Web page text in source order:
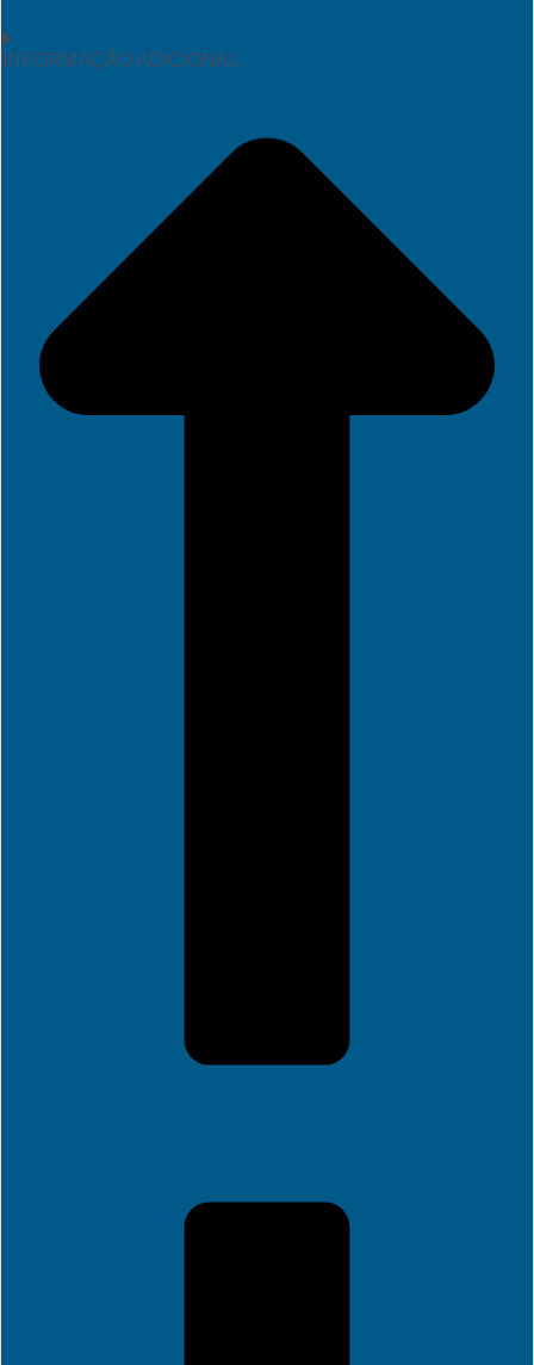
INFORMAÇÃO ADICIONAL